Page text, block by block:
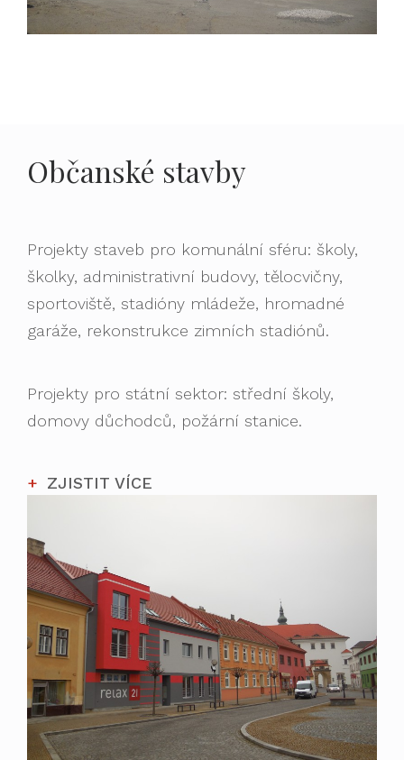
Občanské stavby
Projekty staveb pro komunální sféru: školy,
školky, administrativní budovy, tělocvičny,
sportoviště, stadióny mládeže, hromadné
garáže, rekonstrukce zimních stadiónů.
Projekty pro státní sektor: střední školy,
domovy důchodců, požární stanice.
ZJISTIT VÍCE